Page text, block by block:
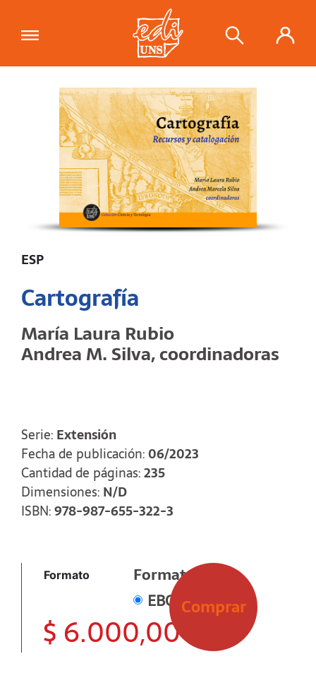
"Cartografía"se ha añadido a tu
carrito.
Ver carrito
ESP
Cartografía
María Laura Rubio
Andrea M. Silva, coordinadoras
Serie: Extensión
Fecha de publicación:06/2023
Cantidad de páginas:235
Dimensiones: N/D
ISBN:978-987-655-322-3
Formato
Formato
EBOOK
$ 6.000,00
Comprar